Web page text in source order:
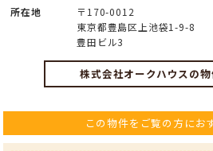
所在地
〒170-0012
東京都豊島区上池袋1-9-8
豊田ビル3
株式会社オークハウスの
この物件をご覧の方にお